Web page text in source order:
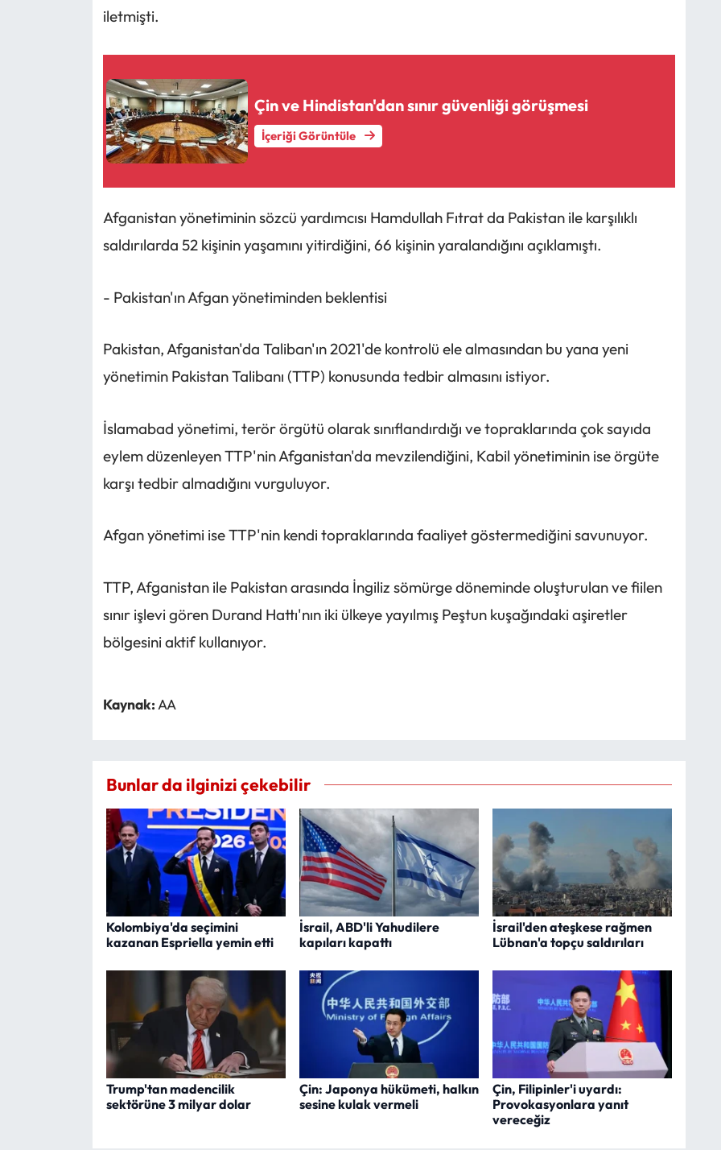
iletmişti.
Çin ve Hindistan'dan sınır güvenliği görüşmesi
İçeriği Görüntüle
Afganistan yönetiminin sözcü yardımcısı Hamdullah Fıtrat da Pakistan ile karşılıklı
saldırılarda 52 kişinin yaşamını yitirdiğini, 66 kişinin yaralandığını açıklamıştı.
⁠- Pakistan'ın Afgan yönetiminden beklentisi
Pakistan, Afganistan'da Taliban'ın 2021'de kontrolü ele almasından bu yana yeni
yönetimin Pakistan Talibanı (TTP) konusunda tedbir almasını istiyor.
İslamabad yönetimi, terör örgütü olarak sınıflandırdığı ve topraklarında çok sayıda
eylem düzenleyen TTP'nin Afganistan'da mevzilendiğini, Kabil yönetiminin ise örgüte
karşı tedbir almadığını vurguluyor.
Afgan yönetimi ise TTP'nin kendi topraklarında faaliyet göstermediğini savunuyor.
TTP, Afganistan ile Pakistan arasında İngiliz sömürge döneminde oluşturulan ve fiilen
sınır işlevi gören Durand Hattı'nın iki ülkeye yayılmış Peştun kuşağındaki aşiretler
bölgesini aktif kullanıyor.
Kaynak:AA
Bunlar da ilginizi çekebilir
Kolombiya'da seçimini
kazanan Espriella yemin etti
İsrail, ABD'li Yahudilere
kapıları kapattı
İsrail'den ateşkese rağmen
Lübnan'a topçu saldırıları
Trump'tan madencilik
sektörüne 3 milyar dolar
Çin: Japonya hükümeti, halkın
sesine kulak vermeli
Çin, Filipinler'i uyardı:
Provokasyonlara yanıt
vereceğiz